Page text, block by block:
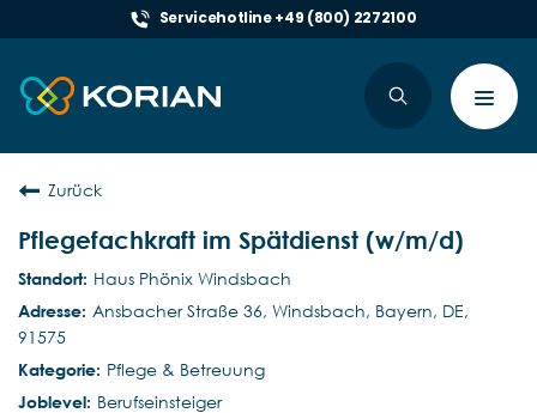
Servicehotline +49 (800) 2272100
Zurück
Pflegefachkraft im Spätdienst (w/m/d)
Haus Phönix Windsbach
Ansbacher Straße 36, Windsbach, Bayern, DE,
91575
Pflege & Betreuung
Berufseinsteiger